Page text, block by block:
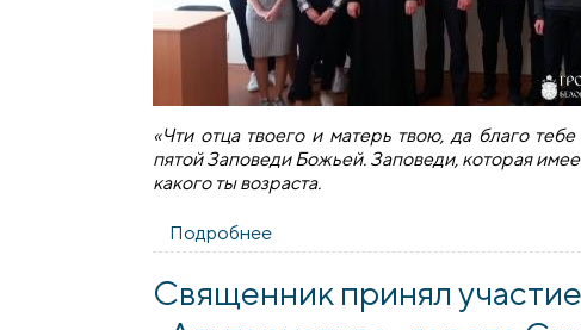
«Чти отца твоего и матерь твою, да благо
пятой Заповеди Божьей. Заповеди, которая
какого ты возраста.
Подробнее
Священник принял